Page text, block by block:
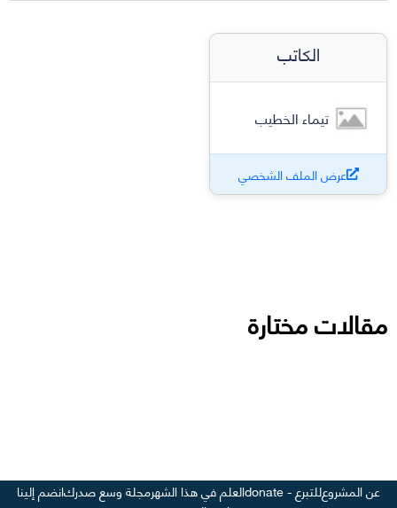
الكاتب
تيماء الخطيب
عرض الملف الشخصي
مقالات مختارة
عن المشروعللتبرع - donate العلم في هذا الشهرمجلة وسع صدركانضم إلينا